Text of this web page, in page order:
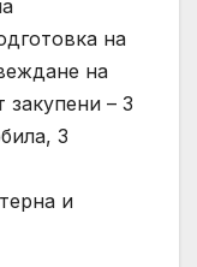
на
на
– 3
3
и